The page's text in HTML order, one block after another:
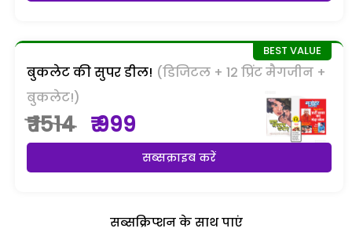
बुकलेट की सुपर डील! (डिजिटल + 12 प्रिंट मैगजीन +
बुकलेट!)
₹ 1514 ₹ 999
सब्सक्राइब करें
सब्सक्रिप्शन के साथ पाएं